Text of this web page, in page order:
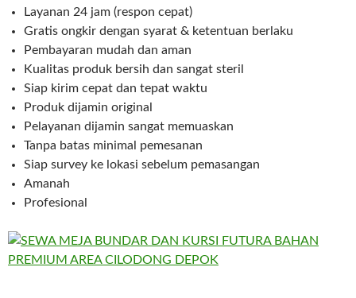
Layanan 24 jam (respon cepat)
Gratis ongkir dengan syarat & ketentuan berlaku
Pembayaran mudah dan aman
Kualitas produk bersih dan sangat steril
Siap kirim cepat dan tepat waktu
Produk dijamin original
Pelayanan dijamin sangat memuaskan
Tanpa batas minimal pemesanan
Siap survey ke lokasi sebelum pemasangan
Amanah
Profesional